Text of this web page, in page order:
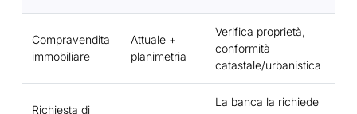
Compravendita
immobiliare
Attuale +
planimetria
Verifica proprietà,
conformità
catastale/urbanistica
Richiesta di
La banca la richiede